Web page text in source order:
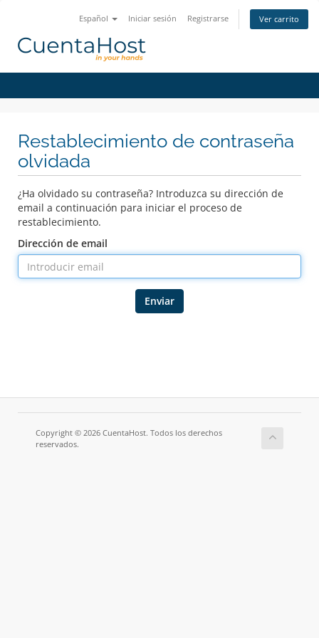
Español Iniciar sesión Registrarse Ver carrito
Restablecimiento de contraseña
olvidada
¿Ha olvidado su contraseña? Introduzca su dirección de
email a continuación para iniciar el proceso de
restablecimiento.
Dirección de email
Enviar
Copyright © 2026 CuentaHost. Todos los derechos
reservados.